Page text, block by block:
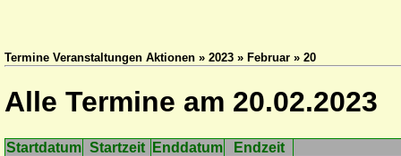
Termine Veranstaltungen Aktionen » 2023 » Februar » 20
Alle Termine am 20.02.2023
Startdatum Startzeit Enddatum Endzeit